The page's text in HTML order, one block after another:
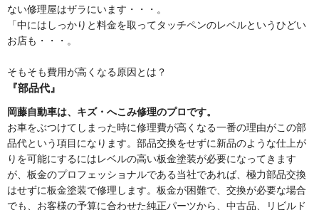
ない修理屋はザラにいます・・・。
「中にはしっかりと料金を取ってタッチペンのレベルというひどい
お店も・・・。
そもそも費用が高くなる原因とは？
『部品代』
岡藤自動車は、キズ・へこみ修理のプロです。
お車をぶつけてしまった時に修理費が高くなる一番の理由がこの部
品代という項目になります。部品交換をせずに新品のような仕上が
りを可能にするにはレベルの高い板金塗装が必要になってきます
が、板金のプロフェッショナルである当社であれば、極力部品交換
はせずに板金塗装で修理します。板金が困難で、交換が必要な場合
でも、お客様の予算に合わせた純正パーツから、中古品、リビルド